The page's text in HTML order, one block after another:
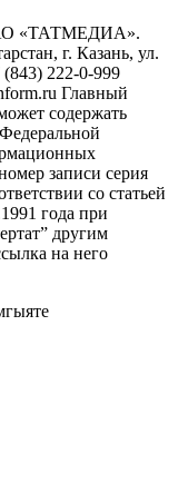
АО «ТАТМЕДИА».
г. Казань, ул.
222-0-999
Главный
содержать
записи серия
со статьей
года при
другим
на него